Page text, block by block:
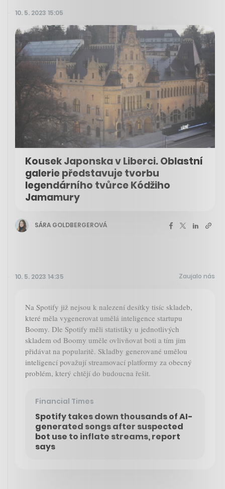
10. 5. 2023 15:05
Kousek Japonska v Liberci. Oblastní
galerie představuje tvorbu
legendárního tvůrce Kódžiho
Jamamury
SÁRA GOLDBERGEROVÁ
10. 5. 2023 14:35 Zaujalo nás
Na Spotify již nejsou k nalezení desítky tisíc skladeb,
které měla vygenerovat umělá inteligence startupu
Boomy. Dle Spotify měli statistiky u jednotlivých
skladem od Boomy uměle ovlivňovat boti a tím jim
přidávat na popularitě. Skladby generované umělou
inteligencí považují streamovací platformy za obecný
problém, který chtějí do budoucna řešit.
Financial Times
Spotify takes down thousands of AI-
generated songs after suspected
bot use to inflate streams, report
says